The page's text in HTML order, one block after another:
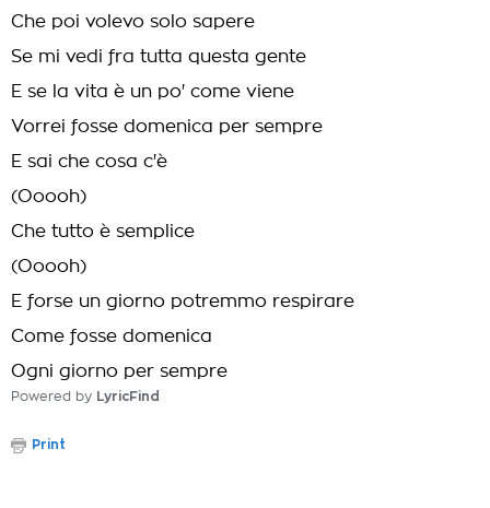
Che poi volevo solo sapere
Se mi vedi fra tutta questa gente
E se la vita è un po' come viene
Vorrei fosse domenica per sempre
E sai che cosa c'è
(Ooooh)
Che tutto è semplice
(Ooooh)
E forse un giorno potremmo respirare
Come fosse domenica
Ogni giorno per sempre
Powered by LyricFind
Print